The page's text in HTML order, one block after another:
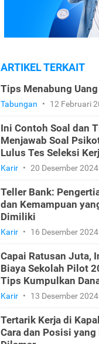
ARTIKEL TERKAIT
Tips Menabung Uang
Tabungan • 12 Februari
Ini Contoh Soal dan
Menjawab Soal
Lulus Tes Seleksi
Karir • 20 Desember 2024
Teller Bank:
dan Kemampuan
Dimiliki
Karir • 16 Desember 2024
Capai Ratusan Juta,
Biaya Sekolah Pilot
Tips Kumpulkan
Karir • 13 Desember 2024
Tertarik Kerja di
Cara dan Posisi yang